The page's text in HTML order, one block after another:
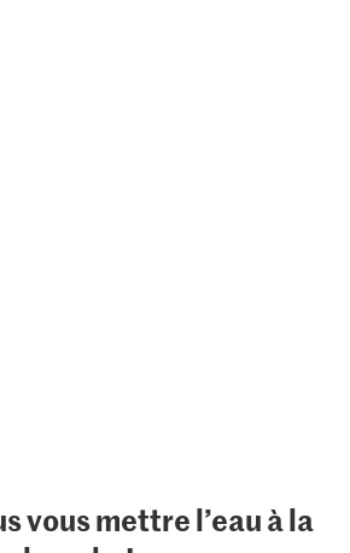
vous mettre l’eau à la